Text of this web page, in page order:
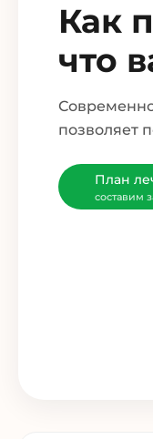
Как
что
позволяет
План
составим